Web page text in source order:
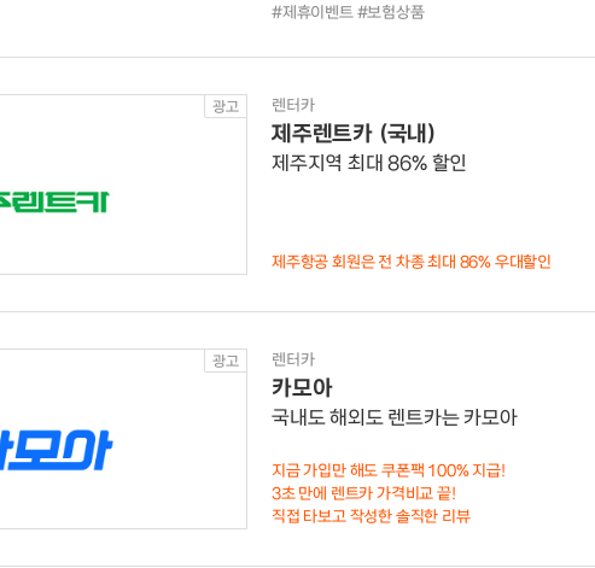
#제휴이벤트 #보험상품
광고 렌터카
제주렌트카 (국내)
제주지역 최대 86% 할인
제주항공 회원은 전 차종 최대 86% 우대할인
광고 렌터카
카모아
국내도 해외도 렌트카는 카모아
지금 가입만 해도 쿠폰팩 100% 지급!
3초 만에 렌트카 가격비교 끝!
직접 타보고 작성한 솔직한 리뷰